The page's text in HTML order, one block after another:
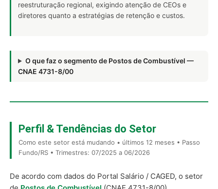
reestruturação regional, exigindo atenção de CEOs e
diretores quanto a estratégias de retenção e custos.
O que faz o segmento de Postos de Combustível —
CNAE 4731-8/00
Perfil & Tendências do Setor
Como este setor está mudando • últimos 12 meses • Passo
Fundo/RS • Trimestres: 07/2025 a 06/2026
De acordo com dados do Portal Salário / CAGED, o setor